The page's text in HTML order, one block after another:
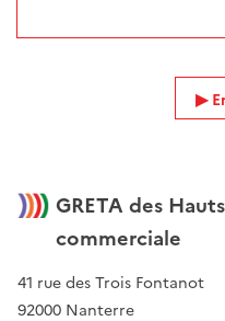
GRETA des
commerciale
41 rue des Trois Fontanot
92000 Nanterre